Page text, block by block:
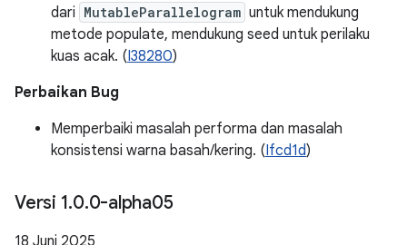
dari MutableParallelogram untuk mendukung
metode populate, mendukung seed untuk perilaku
kuas acak. (I38280)
Perbaikan Bug
Memperbaiki masalah performa dan masalah
konsistensi warna basah/kering. (Ifcd1d)
Versi 1.0.0-alpha05
18 Juni 2025